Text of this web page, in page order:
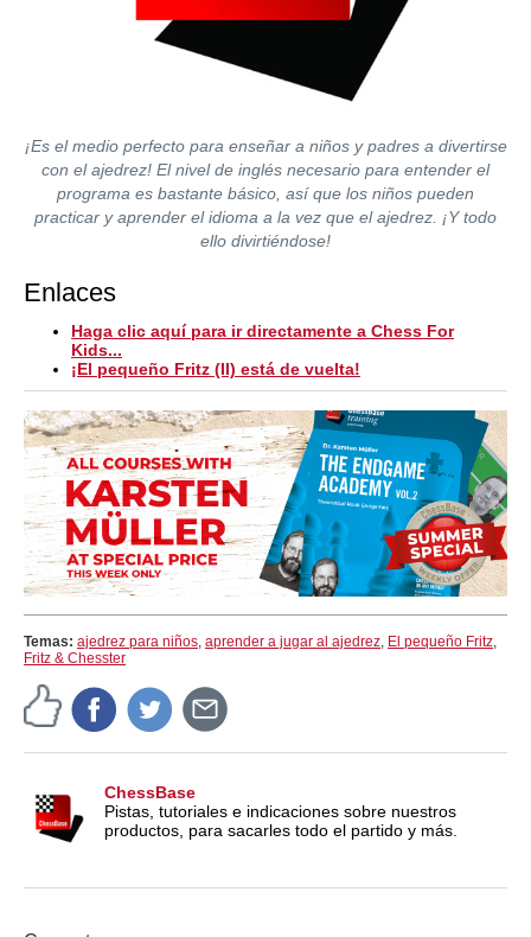
¡Es el medio perfecto para enseñar a niños y padres a divertirse
con el ajedrez! El nivel de inglés necesario para entender el
programa es bastante básico, así que los niños pueden
practicar y aprender el idioma a la vez que el ajedrez. ¡Y todo
ello divirtiéndose!
Enlaces
Haga clic aquí para ir directamente a Chess For
Kids...
¡El pequeño Fritz (II) está de vuelta!
Temas: ajedrez para niños, aprender a jugar al ajedrez, El pequeño Fritz,
Fritz & Chesster
ChessBase
Pistas, tutoriales e indicaciones sobre nuestros
productos, para sacarles todo el partido y más.